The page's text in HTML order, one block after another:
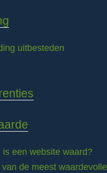
uitbesteden
is een website waard?
van de meest waardevolle